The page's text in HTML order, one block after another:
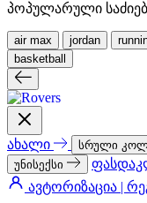
პოპულარული
air max jordan
basketball
ახალი სრული
უნისექსი
ავტორიზაცია |